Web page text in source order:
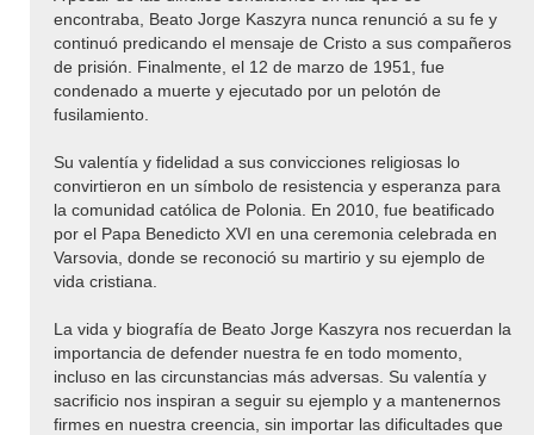
encontraba, Beato Jorge Kaszyra nunca renunció a su fe y
continuó predicando el mensaje de Cristo a sus compañeros
de prisión. Finalmente, el 12 de marzo de 1951, fue
condenado a muerte y ejecutado por un pelotón de
fusilamiento.
Su valentía y fidelidad a sus convicciones religiosas lo
convirtieron en un símbolo de resistencia y esperanza para
la comunidad católica de Polonia. En 2010, fue beatificado
por el Papa Benedicto XVI en una ceremonia celebrada en
Varsovia, donde se reconoció su martirio y su ejemplo de
vida cristiana.
La vida y biografía de Beato Jorge Kaszyra nos recuerdan la
importancia de defender nuestra fe en todo momento,
incluso en las circunstancias más adversas. Su valentía y
sacrificio nos inspiran a seguir su ejemplo y a mantenernos
firmes en nuestra creencia, sin importar las dificultades que